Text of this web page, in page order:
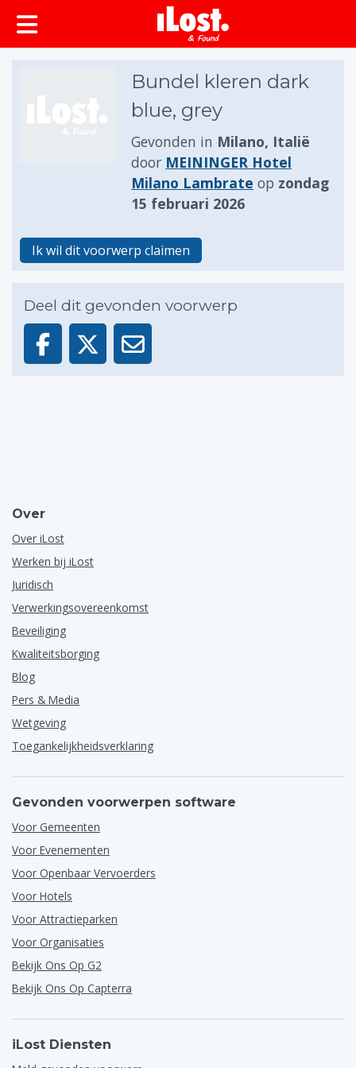
Bundel kleren dark
blue, grey
Gevonden in Milano, Italië
door MEININGER Hotel
Milano Lambrate op zondag
15 februari 2026
Ik wil dit voorwerp claimen
Deel dit gevonden voorwerp
Over
Over iLost
Werken bij iLost
Juridisch
Verwerkingsovereenkomst
Beveiliging
Kwaliteitsborging
Blog
Pers & Media
Wetgeving
Toegankelijkheidsverklaring
Gevonden voorwerpen software
Voor Gemeenten
Voor Evenementen
Voor Openbaar Vervoerders
Voor Hotels
Voor Attractieparken
Voor Organisaties
Bekijk Ons Op G2
Bekijk Ons Op Capterra
iLost Diensten